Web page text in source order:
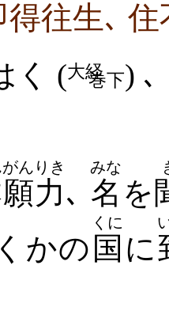
往生､ 住
く (大経巻下) ､
ん
力
りき
､ 名
みな
を
かの 国
くに
に